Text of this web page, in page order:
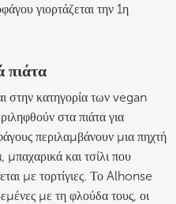
γιορτάζεται την 1η
πιάτα
στην κατηγορία των vegan
στα πιάτα για
περιλαμβάνουν μια πηχτή
και τσίλι που
με τορτίγιες. Το Alhonse
με τη φλούδα τους, οι